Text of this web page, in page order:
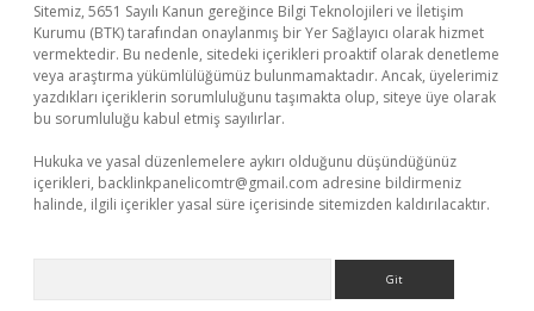
Sitemiz, 5651 Sayılı Kanun gereğince Bilgi Teknolojileri ve İletişim
Kurumu (BTK) tarafından onaylanmış bir Yer Sağlayıcı olarak hizmet
vermektedir. Bu nedenle, sitedeki içerikleri proaktif olarak denetleme
veya araştırma yükümlülüğümüz bulunmamaktadır. Ancak, üyelerimiz
yazdıkları içeriklerin sorumluluğunu taşımakta olup, siteye üye olarak
bu sorumluluğu kabul etmiş sayılırlar.
Hukuka ve yasal düzenlemelere aykırı olduğunu düşündüğünüz
içerikleri, backlinkpanelicomtr@gmail.com adresine bildirmeniz
halinde, ilgili içerikler yasal süre içerisinde sitemizden kaldırılacaktır.